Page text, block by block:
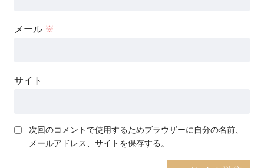
メール ※
サイト
次回のコメントで使用するためブラウザーに自分の名前、
メールアドレス、サイトを保存する。